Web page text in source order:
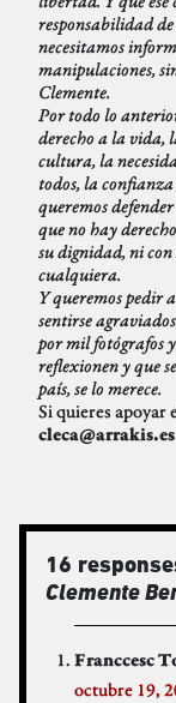
responsabilidad de
necesitamos
manipulaciones,
Clemente.
Por todo lo
derecho a la vida,
cultura, la
todos, la
queremos
que no hay
su dignidad, ni
cualquiera.
Y queremos pedir
sentirse
por mil fotógrafos
reflexionen y que
país, se lo merece.
Si quieres
cleca@arrakis.es
16
Clemente
Franccesc
octubre 19,